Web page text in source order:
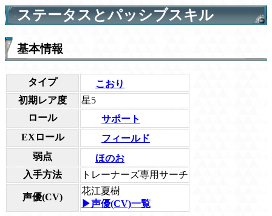
ステータスとパッシブスキル
基本情報
タイプ
こおり
初期レア度
星5
ロール
サポート
EXロール
フィールド
弱点
ほのお
入手方法
トレーナーズ専用サーチ
声優(CV)
花江夏樹
▶声優(CV)一覧